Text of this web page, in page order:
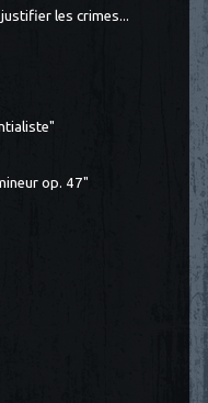
les crimes...
op. 47"